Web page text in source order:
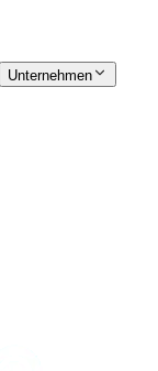
Unternehmen